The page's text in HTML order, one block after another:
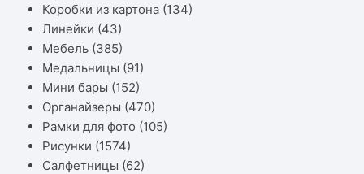
Коробки из картона (134)
Линейки (43)
Мебель (385)
Медальницы (91)
Мини бары (152)
Органайзеры (470)
Рамки для фото (105)
Рисунки (1574)
Салфетницы (62)